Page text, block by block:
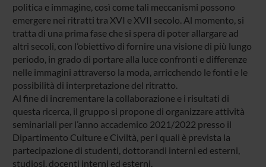
politica e immagine, così come tali meccanismi possono
emergere nei ritratti tra XVI e XVII secolo. Al momento, si
tratta di una prima fase che si spera di poter allargare ad
altri secoli, con l’obiettivo di fornire una visione di più lungo
periodo, in grado di portare alla luce confronti e differenze
nelle immagini attraverso la moda, arricchendo le fonti e le
possibilità di interpretazione del ritratto.
Al fine di incrementare la collaborazione e i risultati di
questa ricerca, il gruppo si propone di organizzare attività
seminariali per l’anno accademico 2021/2022 presso il
Dipartimento Culture e Civiltà, per i quali è prevista la
partecipazione di studenti, dottorandi interni ed esterni,
studiosi, docenti interni ed esterni.